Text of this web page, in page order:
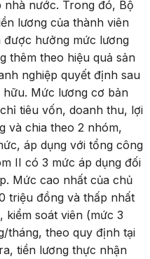
nhà nước. Trong đó, Bộ
lương của thành viên
được hưởng mức lương
thêm theo hiệu quả sản
nghiệp quyết định sau
Mức lương cơ bản
tiêu vốn, doanh thu, lợi
và chia theo 2 nhóm,
áp dụng với tổng công
II có 3 mức áp dụng đối
Mức cao nhất của chủ
triệu đồng và thấp nhất
kiểm soát viên (mức 3
tháng, theo quy định tại
tiền lương thực nhận